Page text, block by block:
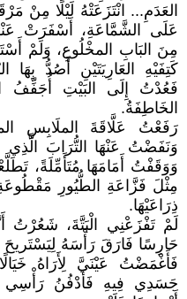
العَدَمِ... انْتَزَعَتْهُ لَيْلًا مِنْ
عَلَى الشَّمَّاعَةِ، أَسْفَرَتْ
مِنَ البَابِ المخْلُوعِ، وَلَمْ
كَتِفَيْهِ العَارِيَتَيْنِ أَصُدُّ بِهَا
فَعُدْتُ إِلَى البَيْتِ أُجَفِّفُ
الخَاطِفَةُ.
رَفَعْتُ عَلَّاقَةَ الملَابِسِ
وَنَفَضْتُ عَنْهَا التُّرَابَ الَّذِي
وَوَقَفْتُ أَمَامَهَا مُتَأَمِّلَةً،
مِثْلَ فَزَّاعَةِ الطُّيُورِ
ذِرَاعَيْهَا.
لَمْ تَفْزَعْنِي الْبَتَّةَ،
حَارِسًا فَارَقَ رَأْسَهُ لِيَسْتَريحَ
فَأَغْمَضْتُ عَيْنَيَّ لِأَرَاهُ
جَسَدِي فِيهِ فَأَدْفُنُ رَأْسِي